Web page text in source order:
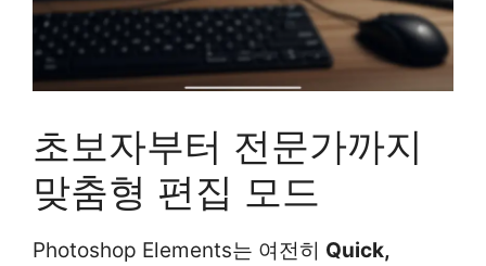
초보자부터 전문가까지
맞춤형 편집 모드
Photoshop Elements는 여전히 Quick,